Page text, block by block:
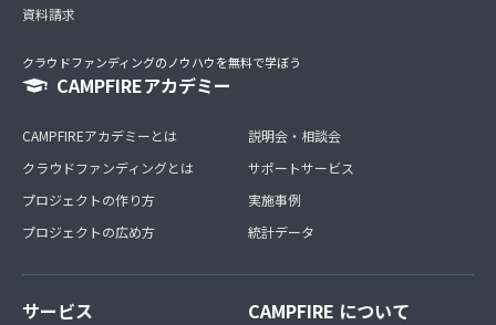
資料請求
クラウドファンディングのノウハウを無料で学ぼう
CAMPFIREアカデミー
CAMPFIREアカデミーとは
クラウドファンディングとは
プロジェクトの作り方
プロジェクトの広め方
説明会・相談会
サポートサービス
実施事例
統計データ
サービス CAMPFIRE について